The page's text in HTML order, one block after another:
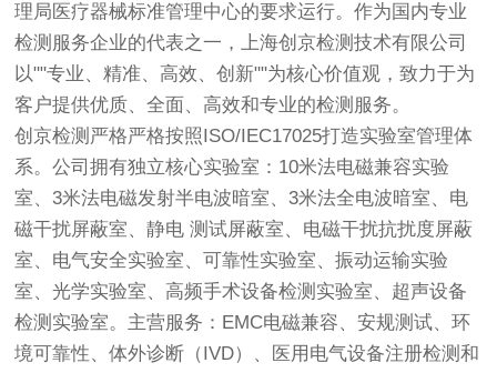
理局医疗器械标准管理中心的要求运行。作为国内专业
检测服务企业的代表之一，上海创京检测技术有限公司
以""专业、精准、高效、创新""为核心价值观，致力于为
客户提供优质、全面、高效和专业的检测服务。
创京检测 严格严格按照ISO/IEC17025打造实验室管理体
系。公司拥有独立核心实验室：10米法电磁兼容实验
室、3米法电磁发射半电波暗室、3米法全电波暗室、电
磁干扰屏蔽室、静电 测试屏蔽室、电磁干扰抗扰度屏蔽
室、电气安全实验室、可靠性实验室、振动运输实验
室、光学实验室、高频手术设备检测实验室、超声设备
检测实验室。主营服务：EMC电磁兼容、安规测试、环
境可靠性、体外诊断（IVD）、医用电气设备注册检测和